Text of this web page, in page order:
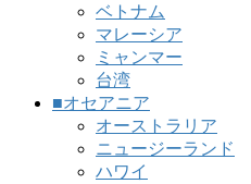
ベトナム
マレーシア
ミャンマー
台湾
■オセアニア
オーストラリア
ニュージーランド
ハワイ